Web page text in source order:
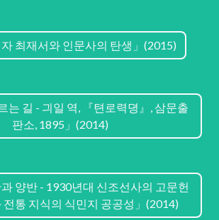
자 최재서와 인문사의 탄생」(2015)
는 길 - 긔일 역, 『텬로력뎡』, 삼문출
판소, 1895」(2014)
과 양반 - 1930년대 신조선사의 고문헌
전통 지식의 식민지 공공성」(2014)